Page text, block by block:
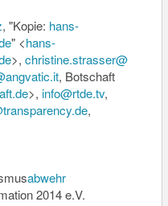
, "Kopie: hans-
" <hans-
>, christine.strasser@
, Botschaft
>, info@rtde.tv,
,
abwehr
2014 e.V.